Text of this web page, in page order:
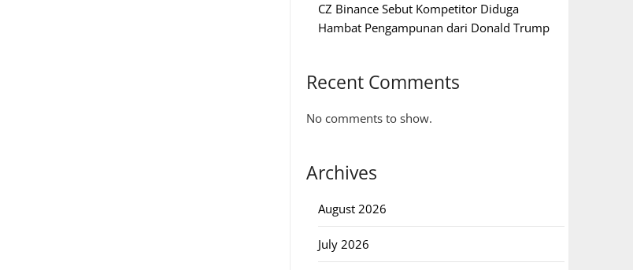
CZ Binance Sebut Kompetitor Diduga
Hambat Pengampunan dari Donald Trump
Recent Comments
No comments to show.
Archives
August 2026
July 2026